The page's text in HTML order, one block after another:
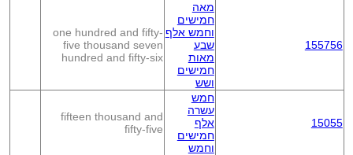
155756
מאה
חמישים
וחמש אלף
שבע
מאות
חמישים
ושש
one hundred and fifty-
five thousand seven
hundred and fifty-six
15055
חמש
עשרה
אלף
חמישים
וחמש
fifteen thousand and
fifty-five